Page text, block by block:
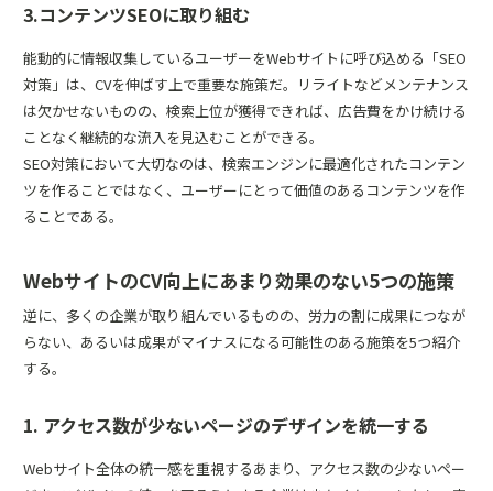
3.コンテンツSEOに取り組む
能動的に情報収集しているユーザーをWebサイトに呼び込める「SEO
対策」は、CVを伸ばす上で重要な施策だ。リライトなどメンテナンス
は欠かせないものの、検索上位が獲得できれば、広告費をかけ続ける
ことなく継続的な流入を見込むことができる。
SEO対策において大切なのは、検索エンジンに最適化されたコンテン
ツを作ることではなく、ユーザーにとって価値のあるコンテンツを作
ることである。
WebサイトのCV向上にあまり効果のない5つの施策
逆に、多くの企業が取り組んでいるものの、労力の割に成果につなが
らない、あるいは成果がマイナスになる可能性のある施策を5つ紹介
する。
1. アクセス数が少ないページのデザインを統一する
Webサイト全体の統一感を重視するあまり、アクセス数の少ないペー